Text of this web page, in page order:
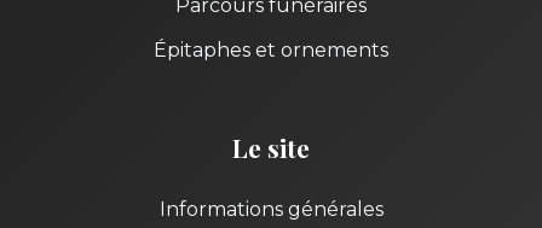
Parcours funéraires
Épitaphes et ornements
Le site
Informations générales